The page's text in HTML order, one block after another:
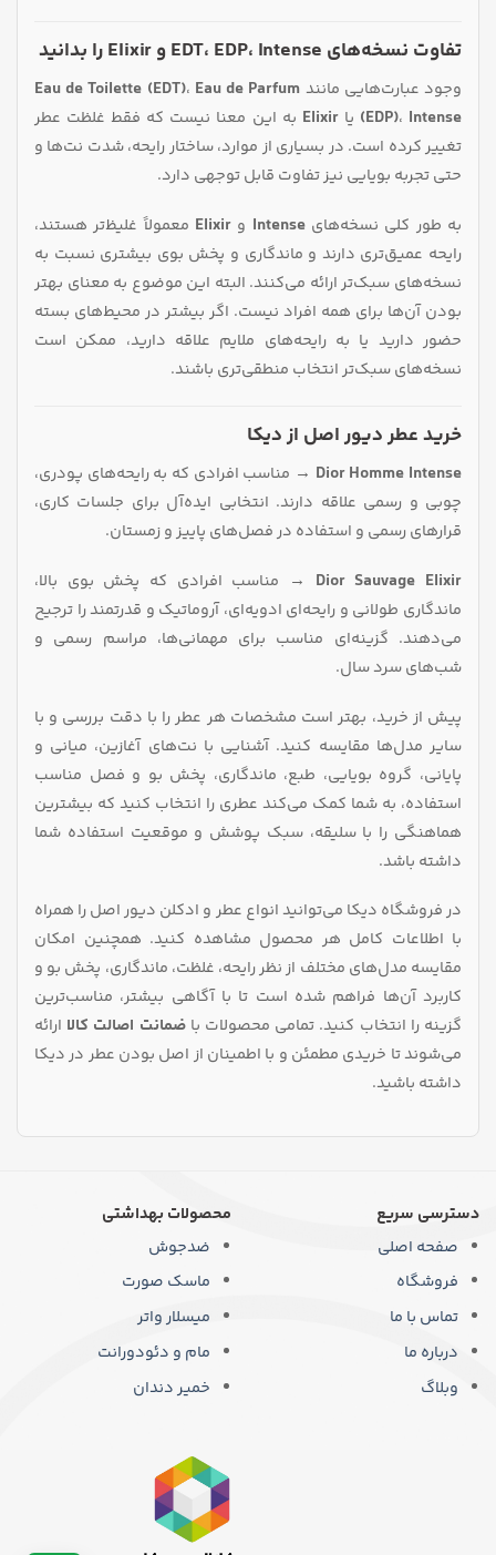
تفاوت نسخه‌های EDT، EDP، Intense و Elixir را بدانید
وجود عبارت‌هایی مانند Eau de Toilette (EDT)، Eau de Parfum
(EDP)، Intense یاElixir به این معنا نیست که فقط غلظت عطر
تغییر کرده است. در بسیاری از موارد، ساختار رایحه، شدت نت‌ها و
حتی تجربه بویایی نیز تفاوت قابل توجهی دارد.
به طور کلی نسخه‌هایIntense و Elixir معمولاً غلیظ‌تر هستند،
رایحه عمیق‌تری دارند و ماندگاری و پخش بوی بیشتری نسبت به
نسخه‌های سبک‌تر ارائه می‌کنند. البته این موضوع به معنای بهتر
بودن آن‌ها برای همه افراد نیست. اگر بیشتر در محیط‌های بسته
حضور دارید یا به رایحه‌های ملایم علاقه دارید، ممکن است
نسخه‌های سبک‌تر انتخاب منطقی‌تری باشند.
خرید عطر دیور اصل از دیکا
Dior Homme Intense →
مناسب افرادی که به رایحه‌های پودری،
چوبی و رسمی علاقه دارند. انتخابی ایده‌آل برای جلسات کاری،
قرارهای رسمی و استفاده در فصل‌های پاییز و زمستان.
Dior Sauvage Elixir →
مناسب افرادی که پخش بوی بالا،
ماندگاری طولانی و رایحه‌ای ادویه‌ای، آروماتیک و قدرتمند را ترجیح
می‌دهند. گزینه‌ای مناسب برای مهمانی‌ها، مراسم رسمی و
شب‌های سرد سال.
پیش از خرید، بهتر است مشخصات هر عطر را با دقت بررسی و با
سایر مدل‌ها مقایسه کنید. آشنایی با نت‌های آغازین، میانی و
پایانی، گروه بویایی، طبع، ماندگاری، پخش بو و فصل مناسب
استفاده، به شما کمک می‌کند عطری را انتخاب کنید که بیشترین
هماهنگی را با سلیقه، سبک پوشش و موقعیت استفاده شما
داشته باشد.
در فروشگاه دیکا می‌توانید انواع عطر و ادکلن دیور اصل را همراه
با اطلاعات کامل هر محصول مشاهده کنید. همچنین امکان
مقایسه مدل‌های مختلف از نظر رایحه، غلظت، ماندگاری، پخش بو و
کاربرد آن‌ها فراهم شده است تا با آگاهی بیشتر، مناسب‌ترین
گزینه را انتخاب کنید. تمامی محصولات باضمانت اصالت کالا ارائه
می‌شوند تا خریدی مطمئن و با اطمینان از اصل بودن عطر در دیکا
داشته باشید.
دسترسی سریع
صفحه اصلی
فروشگاه
تماس با ما
درباره ما
وبلاگ
محصولات بهداشتی
ضدجوش
ماسک صورت
میسلار واتر
مام و دئودورانت
خمیر دندان